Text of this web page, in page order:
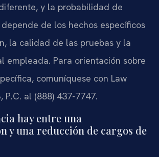
y la probabilidad de
de los hechos específicos
la calidad de las pruebas y la
empleada. Para orientación sobre
comuníquese con Law
P.C. al (888) 437-7747.
hay entre una
y una reducción de cargos de